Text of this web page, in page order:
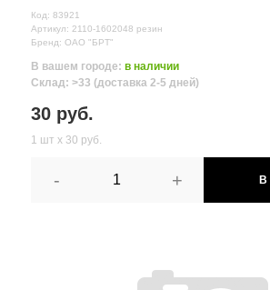
Код: 83921
Артикул: 2110-1602048 резин
Бренд: ОАО "БРТ"
В вашем городе: в наличии
Склад: >33 (доставка 2-5 дней)
30 руб.
1 шт х 30 руб.
- + В